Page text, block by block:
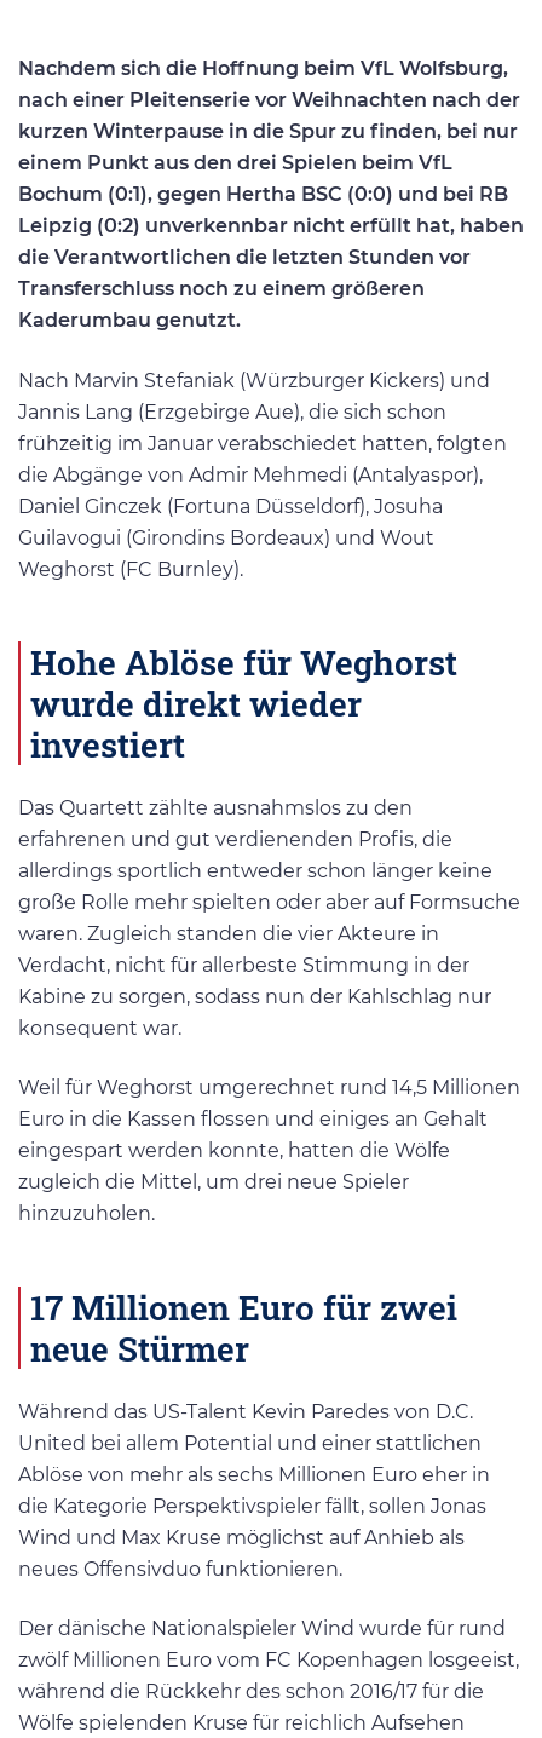
Nachdem sich die Hoffnung beim VfL Wolfsburg,
nach einer Pleitenserie vor Weihnachten nach der
kurzen Winterpause in die Spur zu finden, bei nur
einem Punkt aus den drei Spielen beim VfL
Bochum (0:1), gegen Hertha BSC (0:0) und bei RB
Leipzig (0:2) unverkennbar nicht erfüllt hat, haben
die Verantwortlichen die letzten Stunden vor
Transferschluss noch zu einem größeren
Kaderumbau genutzt.
Nach Marvin Stefaniak (Würzburger Kickers) und
Jannis Lang (Erzgebirge Aue), die sich schon
frühzeitig im Januar verabschiedet hatten, folgten
die Abgänge von Admir Mehmedi (Antalyaspor),
Daniel Ginczek (Fortuna Düsseldorf), Josuha
Guilavogui (Girondins Bordeaux) und Wout
Weghorst (FC Burnley).
Hohe Ablöse für Weghorst
wurde direkt wieder
investiert
Das Quartett zählte ausnahmslos zu den
erfahrenen und gut verdienenden Profis, die
allerdings sportlich entweder schon länger keine
große Rolle mehr spielten oder aber auf Formsuche
waren. Zugleich standen die vier Akteure in
Verdacht, nicht für allerbeste Stimmung in der
Kabine zu sorgen, sodass nun der Kahlschlag nur
konsequent war.
Weil für Weghorst umgerechnet rund 14,5 Millionen
Euro in die Kassen flossen und einiges an Gehalt
eingespart werden konnte, hatten die Wölfe
zugleich die Mittel, um drei neue Spieler
hinzuzuholen.
17 Millionen Euro für zwei
neue Stürmer
Während das US-Talent Kevin Paredes von D.C.
United bei allem Potential und einer stattlichen
Ablöse von mehr als sechs Millionen Euro eher in
die Kategorie Perspektivspieler fällt, sollen Jonas
Wind und Max Kruse möglichst auf Anhieb als
neues Offensivduo funktionieren.
Der dänische Nationalspieler Wind wurde für rund
zwölf Millionen Euro vom FC Kopenhagen losgeeist,
während die Rückkehr des schon 2016/17 für die
Wölfe spielenden Kruse für reichlich Aufsehen